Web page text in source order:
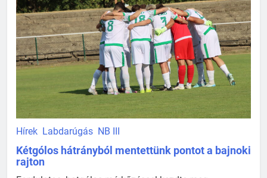
Hírek Labdarúgás NB III
Kétgólos hátrányból mentettünk pontot a bajnoki
rajton